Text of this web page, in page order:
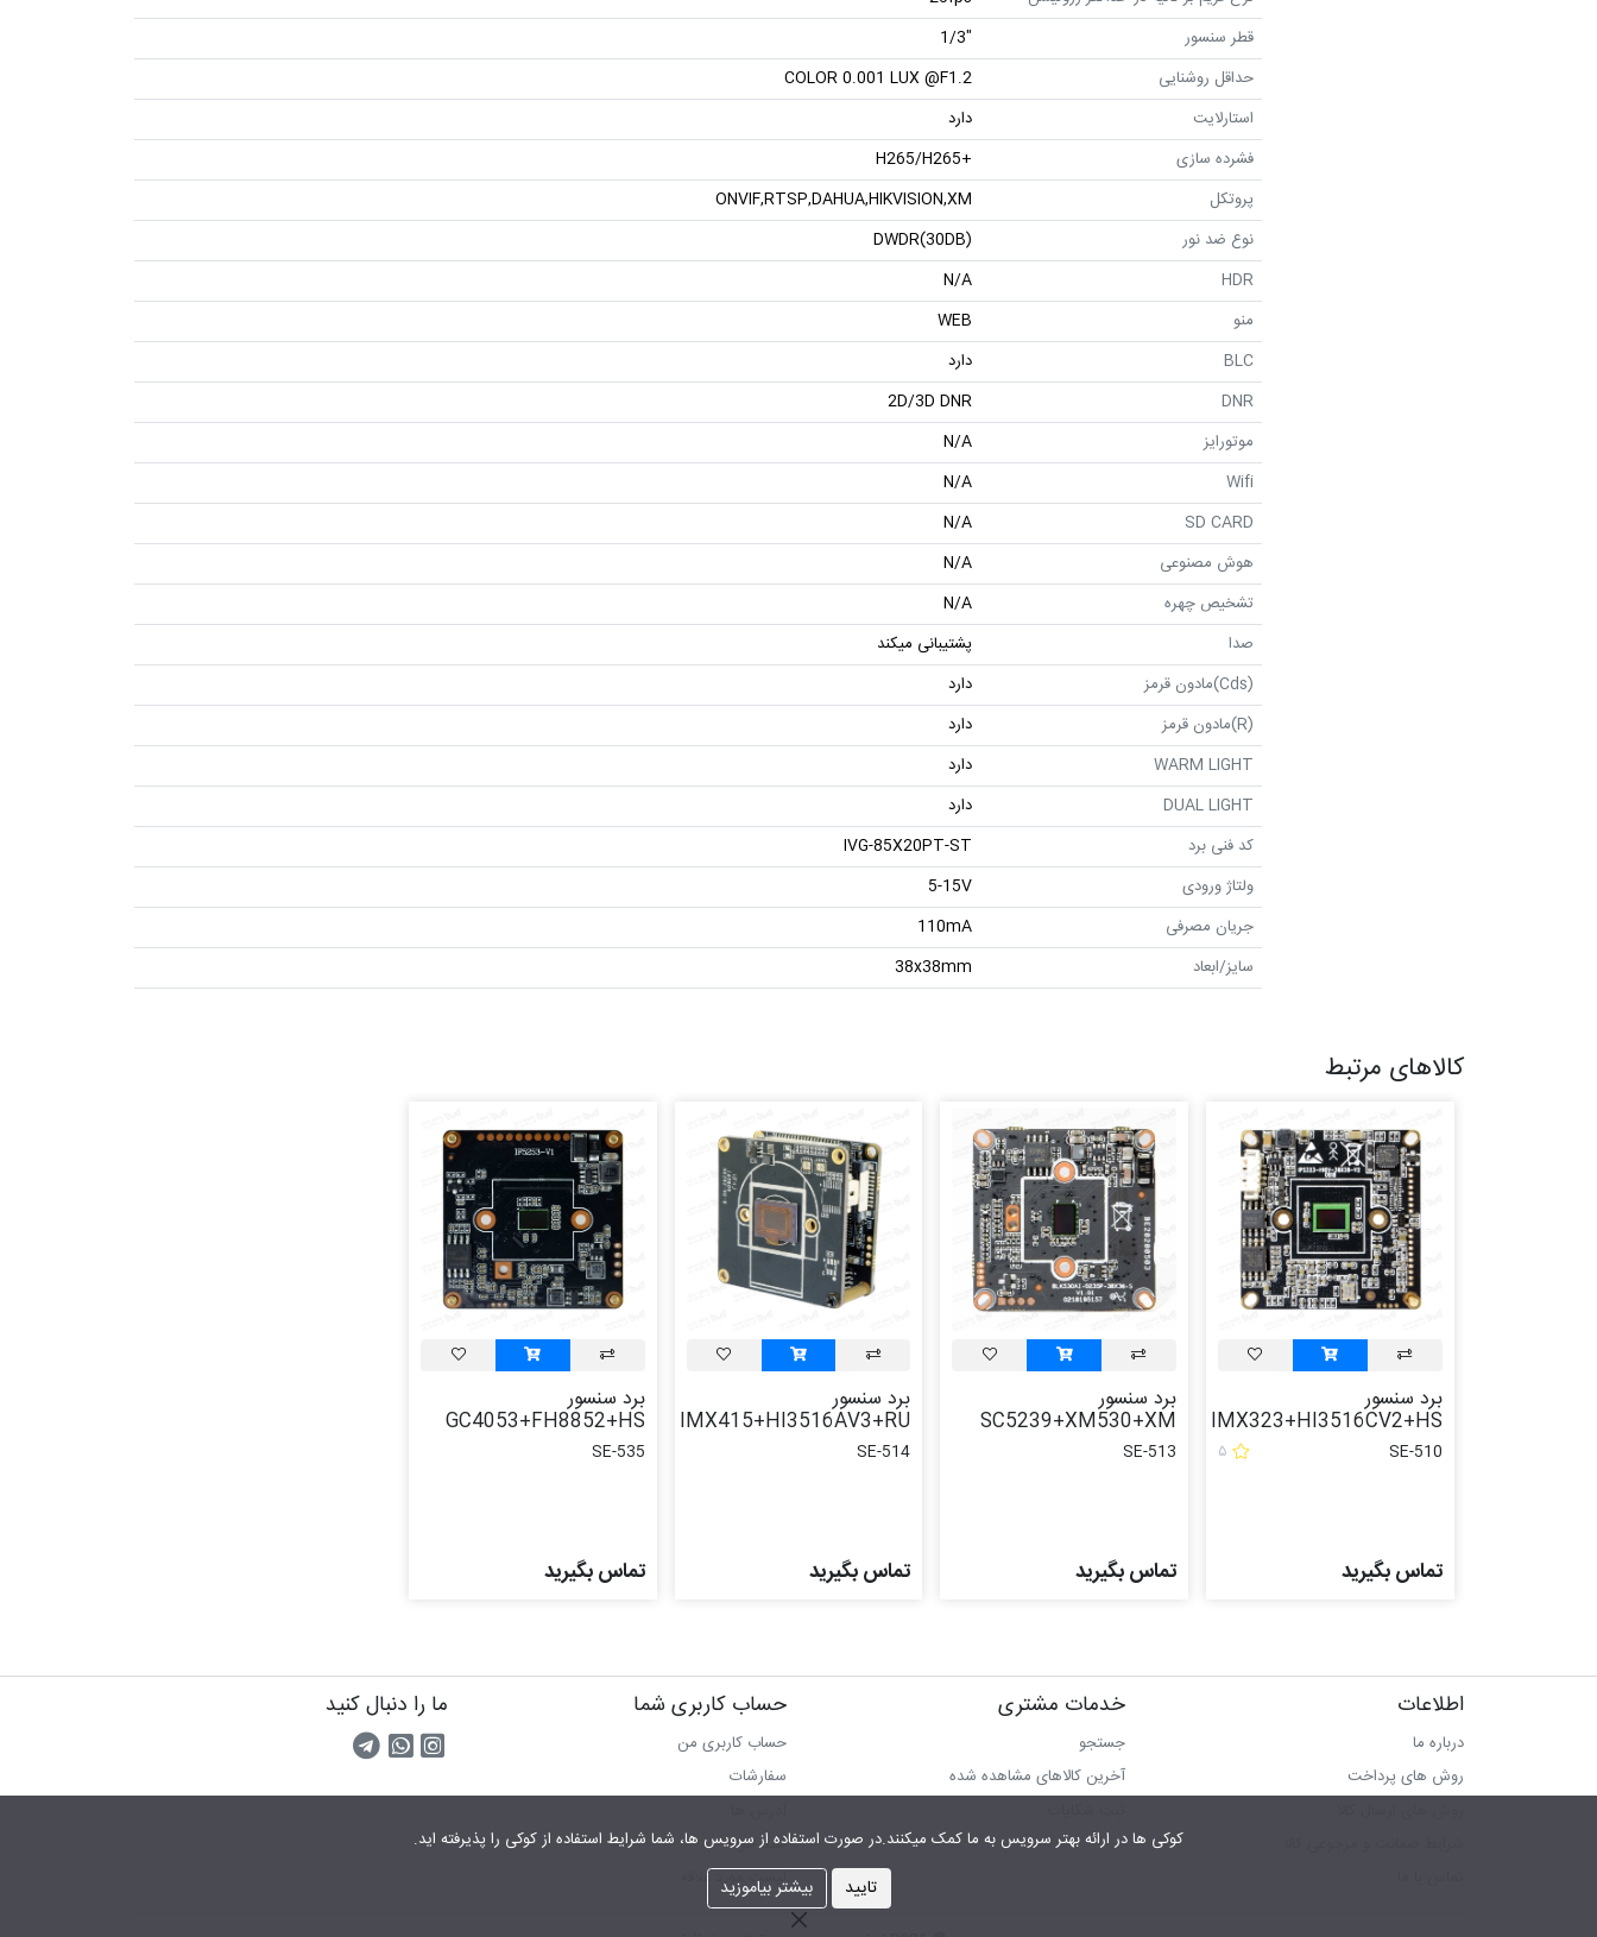
کوکی ها در ارائه بهتر سرویس‎ به ما کمک می‎کنند.در صورت استفاده از سرویس ها، شما شرایط استفاده از کوکی را پذیرفته اید.
تایید بیشتر بیاموزید
قطر سنسور
"1/3
حداقل روشنایی
COLOR 0.001 LUX @F1.2
استارلایت
دارد
فشرده سازی
+H265/H265
پروتکل
ONVIF,RTSP,DAHUA,HIKVISION,XM
نوع ضد نور
DWDR(30DB)
HDR
N/A
منو
WEB
BLC
دارد
DNR
2D/3D DNR
موتورایز
N/A
Wifi
N/A
SD CARD
N/A
هوش مصنوعی
N/A
تشخیص چهره
N/A
صدا
پشتیبانی میکند
(Cds)مادون قرمز
دارد
(R)مادون قرمز
دارد
WARM LIGHT
دارد
DUAL LIGHT
دارد
کد فنی برد
IVG-85X20PT-ST
ولتاژ ورودی
5-15V
جریان مصرفی
110mA
سایز/ابعاد
38x38mm
کالاهای مرتبط
برد سنسور
IMX323+HI3516CV2+HS
SE-510 ۵
تماس بگیرید
برد سنسور
SC5239+XM530+XM
SE-513
تماس بگیرید
برد سنسور
IMX415+HI3516AV3+RU
SE-514
تماس بگیرید
برد سنسور
GC4053+FH8852+HS
SE-535
تماس بگیرید
اطلاعات
درباره ما
روش های پرداخت
خدمات مشتری
جستجو
آخرین کالاهای مشاهده شده
حساب کاربری شما
حساب کاربری من
سفارشات
سبد خرید
لیست مورد علاقه
ما را دنبال کنید
اینستاگرام
پیام رسان واتس اپ
کانال تلگرام